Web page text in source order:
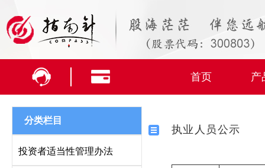
首页 产
分类栏目
投资者适当性管理办法
执业人员公示